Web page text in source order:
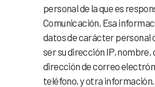
personal de la que es
Comunicación. Esa
datos de carácter personal
ser su dirección IP,
dirección de correo
teléfono, y otra